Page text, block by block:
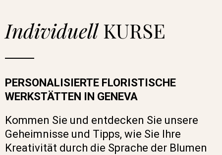
IndividuellKURSE
PERSONALISIERTE FLORISTISCHE
WERKSTÄTTEN IN GENEVA
Kommen Sie und entdecken Sie unsere
Geheimnisse und Tipps, wie Sie Ihre
Kreativität durch die Sprache der Blumen